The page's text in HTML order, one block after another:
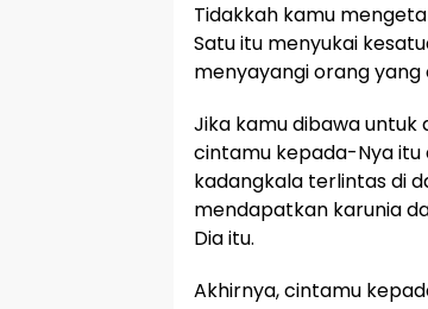
Tidakkah kamu
Satu itu menyukai
menyayangi orang
Jika kamu dibawa untuk
cintamu kepada-Nya itu
kadangkala terlintas di
mendapatkan karunia
Dia itu.
Akhirnya, cintamu